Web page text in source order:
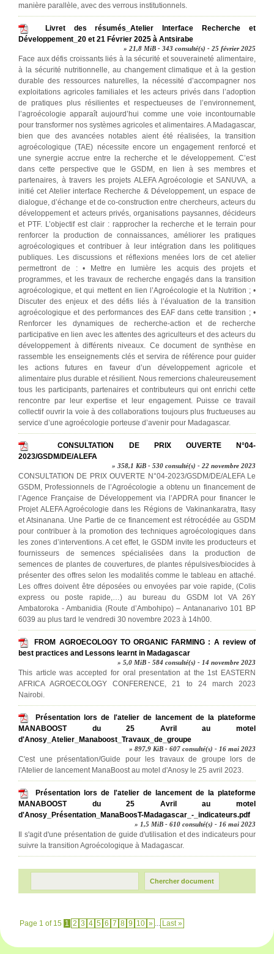
manière parallèle, avec des verrous institutionnels.
Livret des résumés_Atelier Interface Recherche et
Développement_20 et 21 Février 2025 à Antsirabe
» 21,8 MiB - 343 consulté(s) - 25 février 2025
Face aux défis croissants liés à la sécurité et souveraineté alimentaire,
à la sécurité nutritionnelle, au changement climatique et à la gestion
durable des ressources naturelles, la nécessité d’accompagner nos
exploitations agricoles familiales et les acteurs privés dans l’adoption
de pratiques plus résilientes et respectueuses de l’environnement,
l’agroécologie apparaît aujourd’hui comme une voie incontournable
pour transformer nos systèmes agricoles et alimentaires. A Madagascar,
bien que des avancées notables aient été réalisées, la transition
agroécologique (TAE) nécessite encore un engagement renforcé et
une synergie accrue entre la recherche et le développement. C’est
dans cette perspective que le GSDM, en lien à ses membres et
partenaires, à travers les projets ALEFA Agroécologie et SANUVA, a
initié cet Atelier interface Recherche & Développement, un espace de
dialogue, d’échange et de co-construction entre chercheurs, acteurs du
développement et acteurs privés, organisations paysannes, décideurs
et PTF. L’objectif est clair : rapprocher la recherche et le terrain pour
renforcer la production de connaissances, améliorer les pratiques
agroécologiques et contribuer à leur intégration dans les politiques
publiques. Les discussions et réflexions menées lors de cet atelier
permettront de : • Mettre en lumière les acquis des projets et
programmes, et les travaux de recherche engagés dans la transition
agroécologique, et qui mettent en lien l’Agroécologie et la Nutrition ; •
Discuter des enjeux et des défis liés à l’évaluation de la transition
agroécologique et des performances des EAF dans cette transition ; •
Renforcer les dynamiques de recherche-action et de recherche
participative en lien avec les attentes des agriculteurs et des acteurs du
développement à différents niveaux. Ce document de synthèse en
rassemble les enseignements clés et servira de référence pour guider
les actions futures en faveur d’un développement agricole et
alimentaire plus durable et résilient. Nous remercions chaleureusement
tous les participants, partenaires et contributeurs qui ont enrichi cette
rencontre par leur expertise et leur engagement. Puisse ce travail
collectif ouvrir la voie à des collaborations toujours plus fructueuses au
service d’une agroécologie porteuse d’avenir pour Madagascar.
CONSULTATION DE PRIX OUVERTE N°04-
2023/GSDM/DE/ALEFA
» 358,1 KiB - 530 consulté(s) - 22 novembre 2023
CONSULTATION DE PRIX OUVERTE N°04-2023/GSDM/DE/ALEFA Le
GSDM, Professionnels de l’Agroécologie a obtenu un financement de
l’Agence Française de Développement via l’APDRA pour financer le
Projet ALEFA Agroécologie dans les Régions de Vakinankaratra, Itasy
et Atsinanana. Une Partie de ce financement est rétrocédée au GSDM
pour contribuer à la promotion des techniques agroécologiques dans
les zones d’interventions. A cet effet, le GSDM invite les producteurs et
fournisseurs de semences spécialisées dans la production de
semences de plantes de couvertures, de plantes répulsives/biocides à
présenter des offres selon les modalités comme le tableau en attaché.
Les offres doivent être déposées ou envoyées par voie rapide, (Colis
express ou poste rapide,…) au bureau du GSDM lot VA 26Y
Ambatoroka - Ambanidia (Route d’Ambohipo) – Antananarivo 101 BP
6039 au plus tard le vendredi 30 novembre 2023 à 14h00.
FROM AGROECOLOGY TO ORGANIC FARMING : A review of
best practices and Lessons learnt in Madagascar
» 5,0 MiB - 584 consulté(s) - 14 novembre 2023
This article was accepted for oral presentation at the 1st EASTERN
AFRICA AGROECOLOGY CONFERENCE, 21 to 24 march 2023
Nairobi.
Présentation lors de l'atelier de lancement de la plateforme
MANABOOST du 25 Avril au motel
d'Anosy_Atelier_Manaboost_Travaux_de_groupe
» 897,9 KiB - 607 consulté(s) - 16 mai 2023
C'est une présentation/Guide pour les travaux de groupe lors de
l'Atelier de lancement ManaBoost au motel d'Anosy le 25 avril 2023.
Présentation lors de l'atelier de lancement de la plateforme
MANABOOST du 25 Avril au motel
d'Anosy_Présentation_ManaBoosT-Madagascar_-_indicateurs.pdf
» 1,5 MiB - 610 consulté(s) - 16 mai 2023
Il s'agit d'une présentation de guide d'utilisation et des indicateurs pour
suivre la transition Agroécologique à Madagascar.
Page 1 of 15 1 2 3 4 5 6 7 8 9 10 » ... Last »